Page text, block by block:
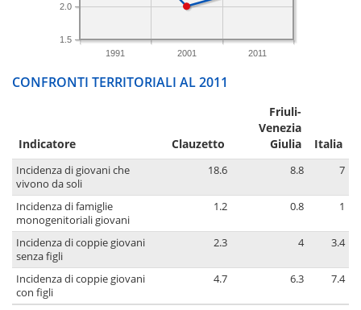
1991 2001 2011
1.5
2.0
CONFRONTI TERRITORIALI AL 2011
Indicatore Clauzetto
Friuli-
Venezia
Giulia
Italia
Incidenza di giovani che
vivono da soli
18.6 8.8 7
Incidenza di famiglie
monogenitoriali giovani
1.2 0.8 1
Incidenza di coppie giovani
senza figli
2.3 4 3.4
Incidenza di coppie giovani
con figli
4.7 6.3 7.4